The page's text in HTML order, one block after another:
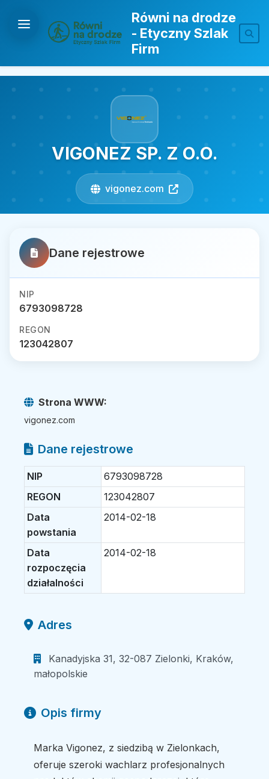
Równi na drodze
- Etyczny Szlak
Firm
VIGONEZ SP. Z O.O.
vigonez.com
Dane rejestrowe
NIP
6793098728
REGON
123042807
Strona WWW:
vigonez.com
Dane rejestrowe
NIP
6793098728
REGON
123042807
Data
powstania
2014-02-18
Data
rozpoczęcia
działalności
2014-02-18
Adres
Kanadyjska 31, 32-087 Zielonki, Kraków,
małopolskie
Opis firmy
Marka Vigonez, z siedzibą w Zielonkach,
oferuje szeroki wachlarz profesjonalnych